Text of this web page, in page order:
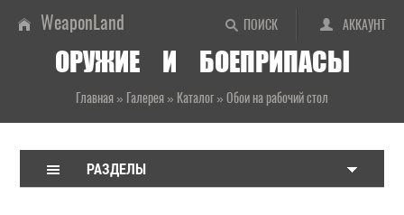
ПОИСК АККАУНТ
WeaponLand
ОРУЖИЕ И БОЕПРИПАСЫ
Главная » Галерея » Каталог » Обои на рабочий стол
РАЗДЕЛЫ